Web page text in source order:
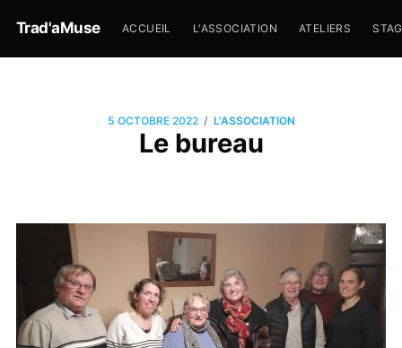
Trad'aMuse ACCUEIL L'ASSOCIATION ATELIERS
5 OCTOBRE 2022 / L'ASSOCIATION
Le bureau